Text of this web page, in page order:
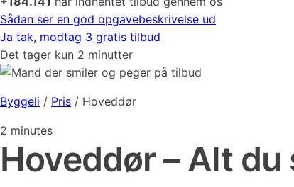
Sådan ser en god opgavebeskrivelse ud
Ja tak, modtag 3 gratis tilbud
Det tager kun 2 minutter
Byggeli / Pris / Hoveddør
2 minutes
Hoveddør – Alt du